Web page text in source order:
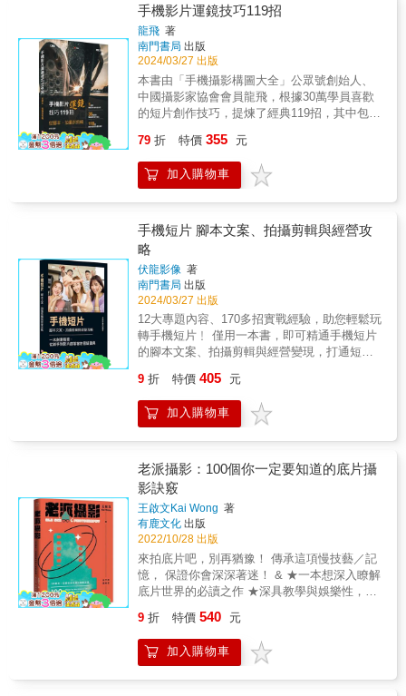
糊」技法 模糊不見得是失誤，但主體必須醒
目，才能從模糊的影像及色彩紋路中跳出來。
Q：如何拍出「超現實的視野」？ A：使用「倒
影」技法 倒影讓人迷惑，也可能帶來驚喜，能
將完全不同的視野回饋給攝影者。 Q：如何創
造自己的「攝影簽名」？ A：試試「陰影」技
法 最傑出的攝影師總會拍攝自己的影子，幾乎
「攝相」，是因為張教授一直覺得「攝影」一
詞，未能表達英語「Photography」源於「光」
（photo）和「書寫，描繪或繪畫」（graphe）
的意涵，即是「運用光線來繪畫」之意。所謂
「攝相」，是指相機捕捉光線再呈現一切事物
的特質。「相」一詞源自佛學，代表世界的一
切表象。 張教授是一位現象學家，在大學教授
哲學的基本理論是「現象學」。他說，現象學
教會他如何攝影，並認為攝相（攝影）是將立
同時它是一種被動的呈現（並非如繪畫那樣可
以「無中生有」）。我們透過眼睛和相機在既
定的框架下觀看事物，所以拍攝的「相」是改
造或轉化的現實世界，也是被重構的現象。 張
燦輝本人熱愛攝影，曾舉辦多次攝影展及出版
多本攝影集。本書結合現象學哲學理論，思考
攝影藝術，再加上張氏本人的作品，乃是獨樹
一幟的華人攝影哲學作品。 為文切磋 魯道夫・
貝耐特（比利時魯汶大學哲學系教授，著名現
象學家） 古亦飛（ 布拉格及維也納大學哲學博
士） 石漢華（捷克布拉格查理大學哲學系教
授） 本書特色 本書為現象學與攝影理論書，文
哲思。 名人推薦 專序推薦 文潔華（浸會大學
榮休教授） 龔卓軍（臺南藝術大學藝術創作理
論研究所副教授） 深思推薦 阮慶岳（小說家、
偉棠（詩人、攝影師） 「面臨著巨大的存在抉
擇，在本與存在、拋擲與流亡之間的攝相凝視
與思維，即將決定流亡之前的現象學家／攝相
師張燦輝，在巨變籠罩下，他的攝相踟躕。」
&mdash;&mdash;龔卓軍（臺南藝術大學藝術
創作理論研究所副教授，專長法國當代哲學、
現象學、美學） 「存在主義者說沒有不安便沒
有獨特的心魂，也沒有詩；更沒有相片；勇敢
和美麗的思想便無從產生。」
&mdash;&mdash;文潔華（香港浸會大學榮休
近，攝相師的存在變得像幽靈一樣稀薄透明。
攝相師和觀眾並沒有捕捉到攝相師在這些自拍
照中的目光，反而留下了一種轉瞬即逝的光
手機影片運鏡技巧119招
龍飛 著
南門書局 出版
2024/03/27 出版
本書由「手機攝影構圖大全」公眾號創始人、
中國攝影家協會會員龍飛，根據30萬學員喜歡
的短片創作技巧，提煉了經典119招，其中包括
巧、10種剪映後製剪輯方法、幫助您快速成為
腳本設計＋影片拍攝＋後製剪輯高手﹗ 本書最
核心的100組運鏡實拍法，具體包含﹕9種推鏡
運鏡、9種升降運鏡、9種特殊運鏡、8種組合運
鏡，作者親身實拍總結經驗後，在書中將具體
案例做成畫面演示的方法，一一進行解密。 本
書不僅適合零基礎入門運鏡拍攝的讀者，以及
熱愛拍攝短片的部落客、個人自媒體使用者、
專業拍攝風景和人像等內容的攝影愛好者、各
行各業的短片經營者，同時也可以作為學校短
片、影視拍攝專業的教材。 本書特色 本書不僅
適合零基礎入門運鏡拍攝的讀者，以及熱愛拍
攝短片的部落客、個人自媒體使用者、專業拍
的短片經營者，同時也可以作為學校短片、影
視拍攝專業的教材。 &
79 折 特價 355 元
加入購物車
手機短片 腳本文案、拍攝剪輯與經營攻
略
伏龍影像 著
南門書局 出版
2024/03/27 出版
12大專題內容、170多招實戰經驗，助您輕鬆玩
轉手機短片﹗ 僅用一本書，即可精通手機短片
的腳本文案、拍攝剪輯與經營變現，打通短片
式，分別介紹了短片拍攝設備和運鏡技巧、腳
本策劃、標題文案、封面製作、前期拍攝、構
圖打光、後製剪輯、特效製作、帳號經營、內
晰，內容實用，並在書中穿插了製作技巧，幫
助讀者在實際操作中加深理解和掌握短片的腳
本文案、拍攝剪輯與經營變現等知識，做到學
以致用、舉一反三。 本書不僅適合零基礎入門
手機短片的讀者，同時也可以作為相關院校的
短片、新媒體等專業的培訓教材。 本書特色 本
書不僅適合零基礎入門運鏡拍攝的讀者，以及
熱愛拍攝短片的部落客、個人自媒體使用者、
專業拍攝風景和人像等內容的攝影愛好者、各
行各業的短片經營者，同時也可以作為學校短
9 折 特價 405 元
加入購物車
老派攝影：100個你一定要知道的底片攝
影訣竅
王啟文Kai Wong 著
有鹿文化 出版
2022/10/28 出版
來拍底片吧，別再猶豫！ 傳承這項慢技藝／記
憶， 保證你會深深著迷！ & ★一本想深入瞭解
底片世界的必讀之作 ★深具教學與娛樂性，輕
片相機以及底片選擇，看就對了！ & 在數位時
代當道，所有人都在競逐更精細的畫質、更高
的畫素時，發明至今已超過百年的底片，看似
9 折 特價 540 元
加入購物車